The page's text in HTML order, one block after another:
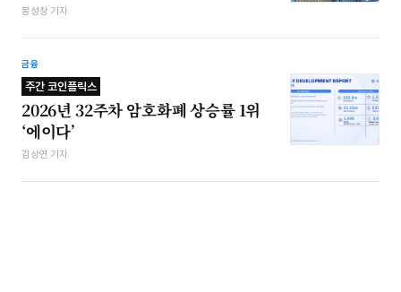
봉성창 기자
금융
주간 코인플릭스
2026년 32주차 암호화폐 상승률 1위
‘에이다’
김상연 기자